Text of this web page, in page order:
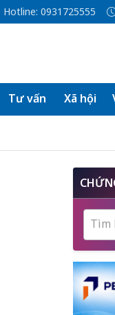
Hotline: 0931725555
Tư vấn Xã hội
Tìm